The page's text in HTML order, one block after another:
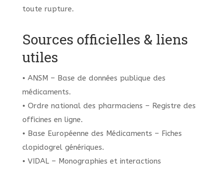
toute rupture.
Sources officielles & liens
utiles
• ANSM – Base de données publique des
médicaments.
• Ordre national des pharmaciens – Registre des
officines en ligne.
• Base Européenne des Médicaments – Fiches
clopidogrel génériques.
• VIDAL – Monographies et interactions